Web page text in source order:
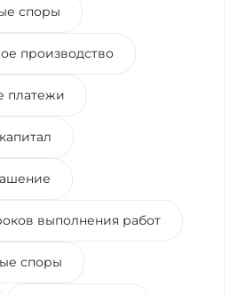
споры
производство
платежи
выполнения работ
споры